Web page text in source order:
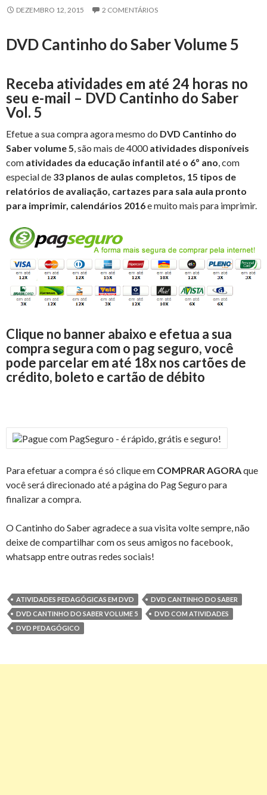
DEZEMBRO 12, 2015 2 COMENTÁRIOS
DVD Cantinho do Saber Volume 5
Receba atividades em até 24 horas no
seu e-mail – DVD Cantinho do Saber
Vol. 5
Efetue a sua compra agora mesmo do DVD Cantinho do
Saber volume 5, são mais de 4000atividades disponíveis
com atividades da educação infantil até o 6º ano, com
especial de 33 planos de aulas completos, 15 tipos de
relatórios de avaliação, cartazes para sala aula pronto
para imprimir, calendários 2016e muito mais para imprimir.
Clique no banner abaixo e efetua a sua
compra segura com o pag seguro, você
pode parcelar em até 18x nos cartões de
crédito, boleto e cartão de débito
Para efetuar a compra é só clique em COMPRAR AGORAque
você será direcionado até a página do Pag Seguro para
finalizar a compra.
O Cantinho do Saber agradece a sua visita volte sempre, não
deixe de compartilhar com os seus amigos no facebook,
whatsapp entre outras redes sociais!
ATIVIDADES PEDAGÓGICAS EM DVD
DVD CANTINHO DO SABER
DVD CANTINHO DO SABER VOLUME 5
DVD COM ATIVIDADES
DVD PEDAGÓGICO